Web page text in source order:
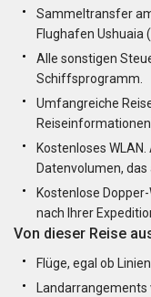
Sammeltransfer
Flughafen Ushuaia
Alle sonstigen
Schiffsprogramm.
Umfangreiche
Kostenloses
Datenvolumen,
Kostenlose
nach Ihrer
Von dieser Reise
Flüge, egal ob